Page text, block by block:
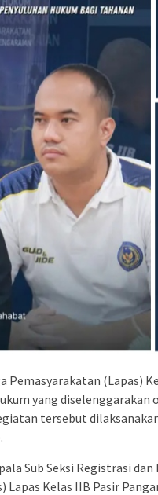
Pemasyarakatan (Lapas)
yang diselenggarakan
tersebut
Sub Seksi Registrasi
Kelas IIB Pasir